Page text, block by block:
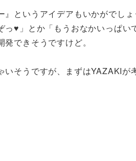
』というアイデアもいかがでし
♥」とか「もうおなかいっぱい
できそうですけど。
そうですが、まずはYAZAKIが